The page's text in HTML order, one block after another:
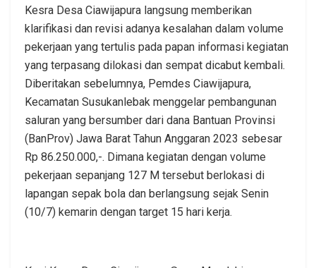
Kesra Desa Ciawijapura langsung memberikan
klarifikasi dan revisi adanya kesalahan dalam volume
pekerjaan yang tertulis pada papan informasi kegiatan
yang terpasang dilokasi dan sempat dicabut kembali.
Diberitakan sebelumnya, Pemdes Ciawijapura,
Kecamatan Susukanlebak menggelar pembangunan
saluran yang bersumber dari dana Bantuan Provinsi
(BanProv) Jawa Barat Tahun Anggaran 2023 sebesar
Rp 86.250.000,-. Dimana kegiatan dengan volume
pekerjaan sepanjang 127 M tersebut berlokasi di
lapangan sepak bola dan berlangsung sejak Senin
(10/7) kemarin dengan target 15 hari kerja.